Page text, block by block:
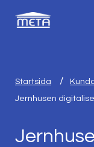
Startsida
Jernhusen